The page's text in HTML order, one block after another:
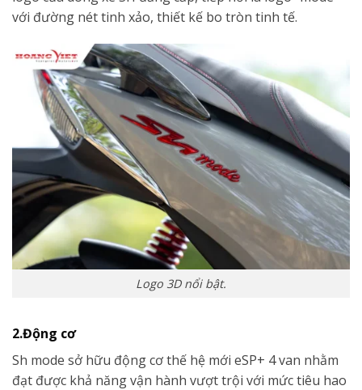
với đường nét tinh xảo, thiết kế bo tròn tinh tế.
Logo 3D nổi bật.
2.Động cơ
Sh mode sở hữu động cơ thế hệ mới eSP+ 4 van nhằm
đạt được khả năng vận hành vượt trội với mức tiêu hao